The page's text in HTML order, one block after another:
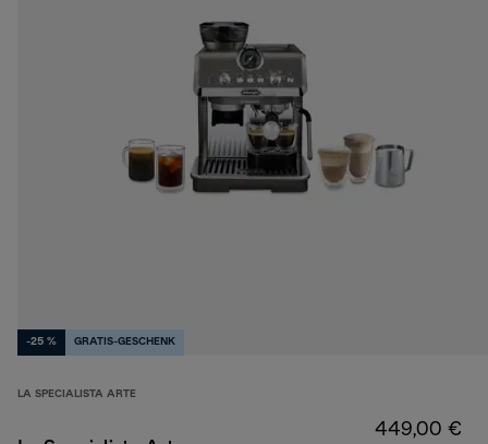
-25 % GRATIS-GESCHENK
LA SPECIALISTA ARTE
449,00 €